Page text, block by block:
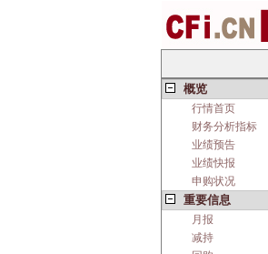
概览
行情首页
财务分析指标
业绩预告
业绩快报
申购状况
重要信息
月报
减持